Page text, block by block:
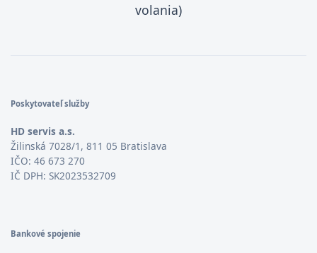
volania)
Poskytovateľ služby
HD servis a.s.
Žilinská 7028/1, 811 05 Bratislava
IČO: 46 673 270
IČ DPH: SK2023532709
Bankové spojenie